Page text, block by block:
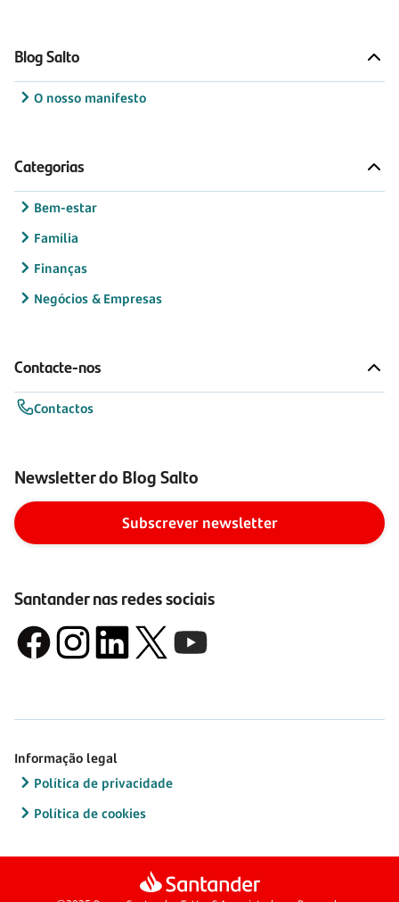
Blog Salto
O nosso manifesto
Categorias
Bem-estar
Família
Finanças
Negócios & Empresas
Contacte-nos
Contactos
Newsletter do Blog Salto
Subscrever newsletter
Santander nas redes sociais
Informação legal
Política de privacidade
Política de cookies